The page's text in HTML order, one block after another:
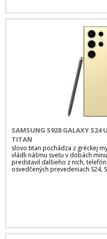
SAMSUNG S928 GALAXY S24
TITAN
slovo titan pochádza z gréckej
vládli nášmu svetu v dobách
predstavil ďalšieho z nich,
osvedčených prevedeniach S24,